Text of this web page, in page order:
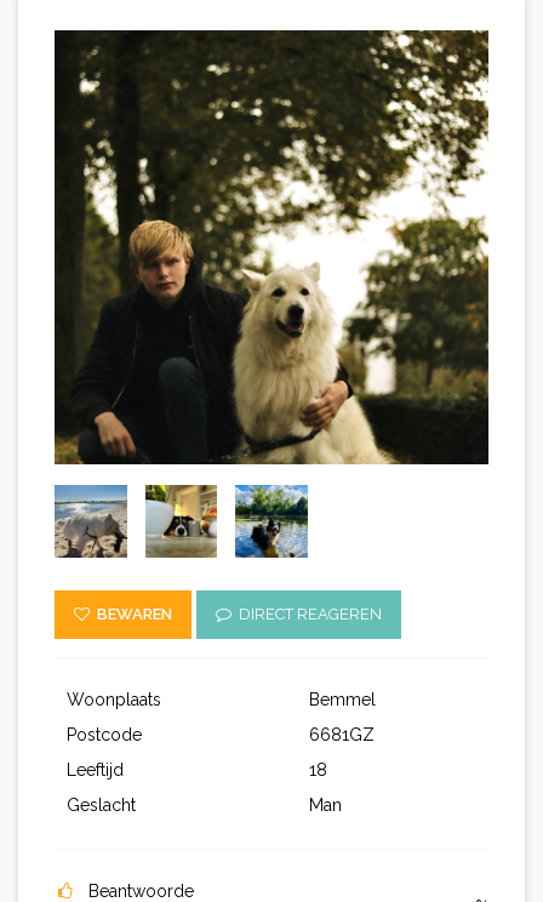
BEWAREN DIRECT REAGEREN
Woonplaats
Bemmel
Postcode
6681GZ
Leeftijd
18
Geslacht
Man
Beantwoorde